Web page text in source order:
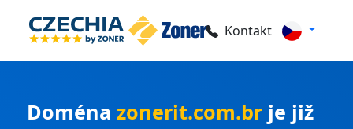
Kontakt
Doménazonerit.com.br je již